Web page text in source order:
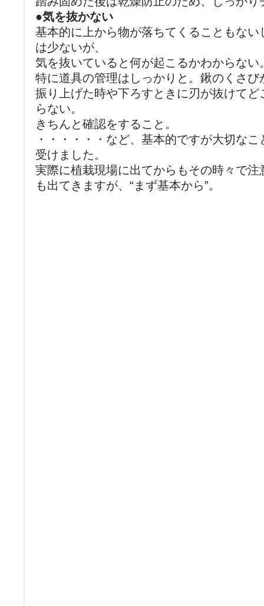
●気を抜かない
基本的に上から物が落ちてくることもな
は少ないが、
気を抜いていると何が起こるかわからない
特に道具の管理はしっかりと。鍬のくさび
振り上げた時や下ろすときに刃が抜けて
らない。
きちんと確認をすること。
・・・・・・など、基本的ですが大切な
受けました。
実際に植栽現場に出てからもその時々で
も出てきますが、“まず基本から”。